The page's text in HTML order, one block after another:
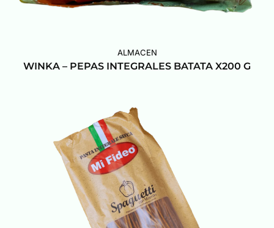
ALMACEN
WINKA – PEPAS INTEGRALES BATATA X200 G